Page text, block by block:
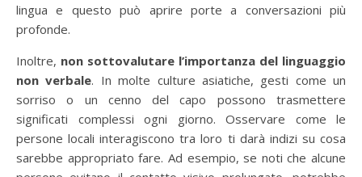
lingua e questo può aprire porte a conversazioni più
profonde.
Inoltre, non sottovalutare l’importanza del linguaggio
non verbale. In molte culture asiatiche, gesti come un
sorriso o un cenno del capo possono trasmettere
significati complessi ogni giorno. Osservare come le
persone locali interagiscono tra loro ti darà indizi su cosa
sarebbe appropriato fare. Ad esempio, se noti che alcune